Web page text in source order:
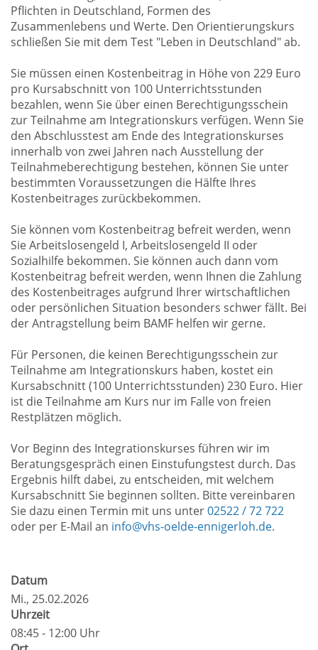
Pflichten in Deutschland, Formen des
Zusammenlebens und Werte. Den Orientierungskurs
schließen Sie mit dem Test "Leben in Deutschland" ab.
Sie müssen einen Kostenbeitrag in Höhe von 229 Euro
pro Kursabschnitt von 100 Unterrichtsstunden
bezahlen, wenn Sie über einen Berechtigungsschein
zur Teilnahme am Integrationskurs verfügen. Wenn Sie
den Abschlusstest am Ende des Integrationskurses
innerhalb von zwei Jahren nach Ausstellung der
Teilnahmeberechtigung bestehen, können Sie unter
bestimmten Voraussetzungen die Hälfte Ihres
Kostenbeitrages zurückbekommen.
Sie können vom Kostenbeitrag befreit werden, wenn
Sie Arbeitslosengeld I, Arbeitslosengeld II oder
Sozialhilfe bekommen. Sie können auch dann vom
Kostenbeitrag befreit werden, wenn Ihnen die Zahlung
des Kostenbeitrages aufgrund Ihrer wirtschaftlichen
oder persönlichen Situation besonders schwer fällt. Bei
der Antragstellung beim BAMF helfen wir gerne.
Für Personen, die keinen Berechtigungsschein zur
Teilnahme am Integrationskurs haben, kostet ein
Kursabschnitt (100 Unterrichtsstunden) 230 Euro. Hier
ist die Teilnahme am Kurs nur im Falle von freien
Restplätzen möglich.
Vor Beginn des Integrationskurses führen wir im
Beratungsgespräch einen Einstufungstest durch. Das
Ergebnis hilft dabei, zu entscheiden, mit welchem
Kursabschnitt Sie beginnen sollten. Bitte vereinbaren
Sie dazu einen Termin mit uns unter02522 / 72 722
oder per E-Mail an info@vhs-oelde-ennigerloh.de.
Datum
Mi., 25.02.2026
Uhrzeit
08:45 - 12:00 Uhr